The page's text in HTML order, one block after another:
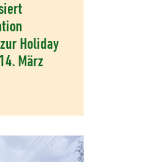
Holiday
März